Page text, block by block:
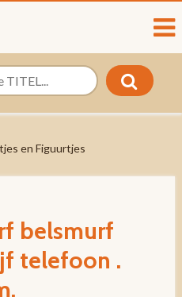
en Figuurtjes
belsmurf
telefoon .